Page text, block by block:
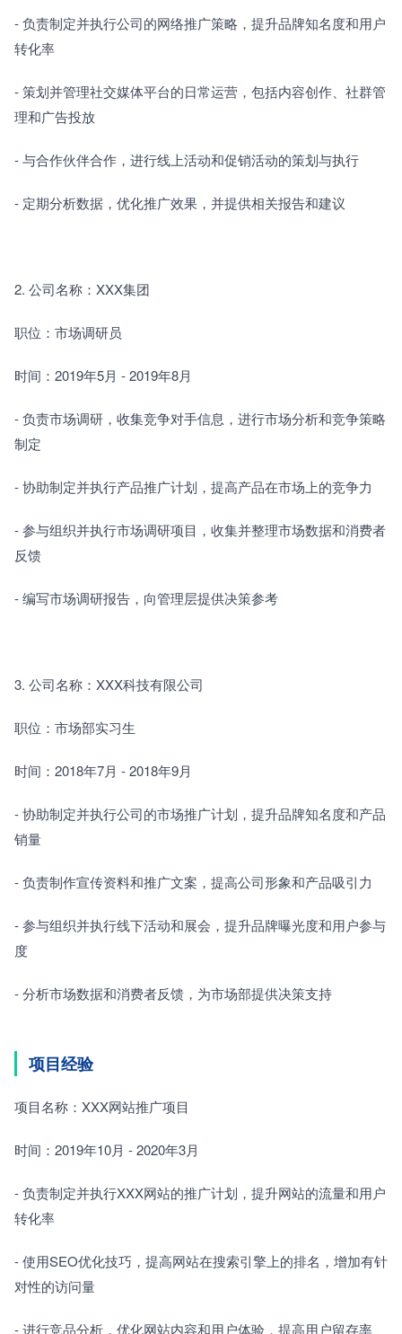
- 负责制定并执行公司的网络推广策略，提升品牌知名度和用户
转化率
- 策划并管理社交媒体平台的日常运营，包括内容创作、社群管
理和广告投放
- 与合作伙伴合作，进行线上活动和促销活动的策划与执行
- 定期分析数据，优化推广效果，并提供相关报告和建议
2. 公司名称：XXX集团
职位：市场调研员
时间：2019年5月 - 2019年8月
- 负责市场调研，收集竞争对手信息，进行市场分析和竞争策略
制定
- 协助制定并执行产品推广计划，提高产品在市场上的竞争力
- 参与组织并执行市场调研项目，收集并整理市场数据和消费者
反馈
- 编写市场调研报告，向管理层提供决策参考
3. 公司名称：XXX科技有限公司
职位：市场部实习生
时间：2018年7月 - 2018年9月
- 协助制定并执行公司的市场推广计划，提升品牌知名度和产品
销量
- 负责制作宣传资料和推广文案，提高公司形象和产品吸引力
- 参与组织并执行线下活动和展会，提升品牌曝光度和用户参与
度
- 分析市场数据和消费者反馈，为市场部提供决策支持
项目经验
项目名称：XXX网站推广项目
时间：2019年10月 - 2020年3月
- 负责制定并执行XXX网站的推广计划，提升网站的流量和用户
转化率
- 使用SEO优化技巧，提高网站在搜索引擎上的排名，增加有针
对性的访问量
- 进行竞品分析，优化网站内容和用户体验，提高用户留存率